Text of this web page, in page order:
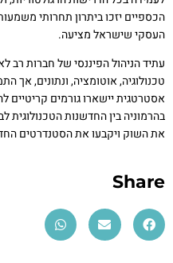
הכספיים יזכו ביתרון תחרותי
העסקי שישראל מציעה.
עתיד הניהול הפיננסי של חברות רב
טכנולוגיה, אוטומציה, ונתונים, אך
אסטרטגית יישארו גורמים
בהרמוניה בין החדשנות הטכנולוגית
את השוק ויקבעו את הסטנדרטים
Share